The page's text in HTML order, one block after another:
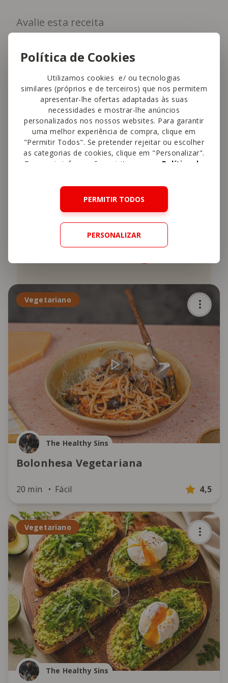
Política de Cookies
Utilizamos cookies e/ ou tecnologias
similares (próprios e de terceiros) que nos permitem
apresentar-lhe ofertas adaptadas às suas
necessidades e mostrar-lhe anúncios
personalizados nos nossos websites. Para garantir
uma melhor experiência de compra, clique em
"Permitir Todos". Se pretender rejeitar ou escolher
as categorias de cookies, clique em "Personalizar".
Para mais informações, visite a nossa Política de
PERMITIR TODOS
PERSONALIZAR
Avalie esta receita
This site is protected by reCAPTCHA and the Google
Privacy Policyand Terms of Serviceapply.
Arroz Basmati
Receitas De Arroz
Tambémvai gostar
Vegetariano
The Healthy Sins
Bolonhesa Vegetariana
20 min Fácil 4,5
Vegetariano
The Healthy Sins